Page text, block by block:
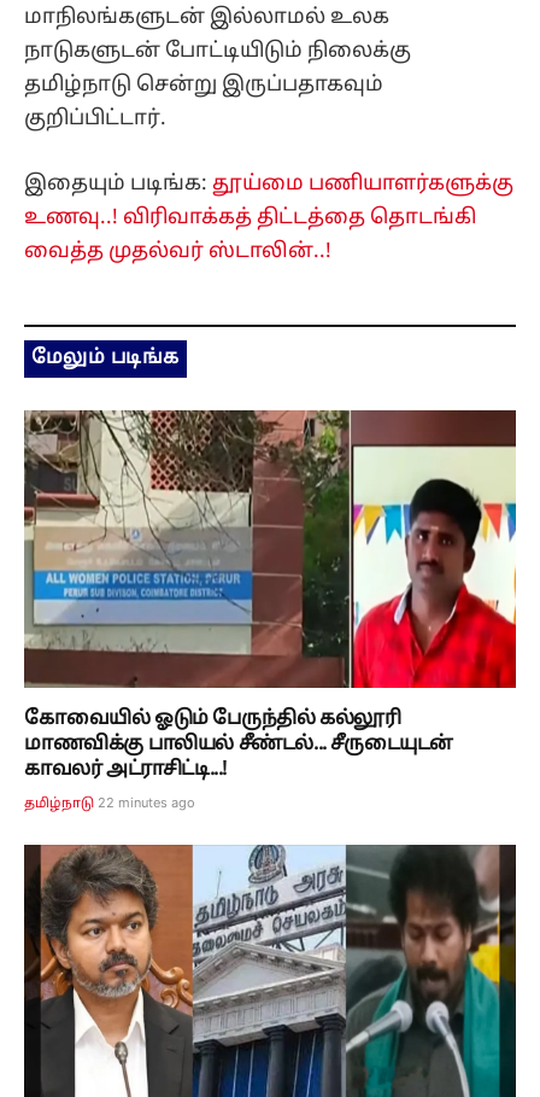
மாநிலங்களுடன் இல்லாமல் உலக
நாடுகளுடன் போட்டியிடும் நிலைக்கு
தமிழ்நாடு சென்று இருப்பதாகவும்
குறிப்பிட்டார்.
இதையும் படிங்க: தூய்மை பணியாளர்களுக்கு
உணவு..! விரிவாக்கத் திட்டத்தை தொடங்கி
வைத்த முதல்வர் ஸ்டாலின்..!
மேலும் படிங்க
கோவையில் ஓடும் பேருந்தில் கல்லூரி
மாணவிக்கு பாலியல் சீண்டல்... சீருடையுடன்
காவலர் அட்ராசிட்டி...!
தமிழ்நாடு 22 minutes ago